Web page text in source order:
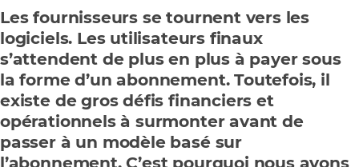
Les fournisseurs se tournent vers les
logiciels. Les utilisateurs finaux
s’attendent de plus en plus à payer sous
la forme d’un abonnement. Toutefois, il
existe de gros défis financiers et
opérationnels à surmonter avant de
passer à un modèle basé sur
l’abonnement. C’est pourquoi nous avons